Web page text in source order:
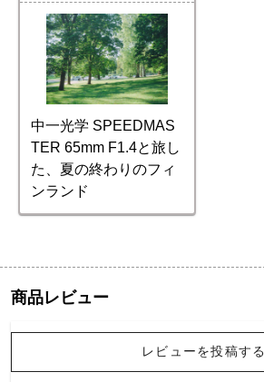
中一光学 SPEEDMAS
TER 65mm F1.4と旅し
た、夏の終わりのフィ
ンランド
商品レビュー
レビューを投稿する